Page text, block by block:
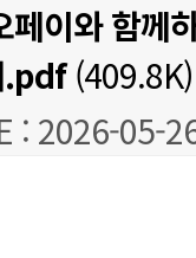
이와 함께
.pdf(409.8K)
: 2026-05-